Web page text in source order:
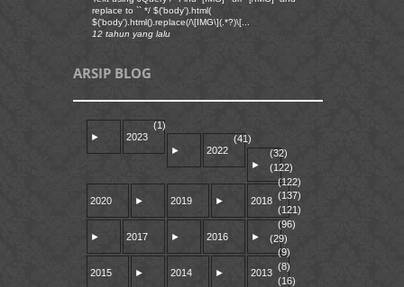
replace to `` */ $('body').html(
$('body').html().replace(/\[IMG\](.*?)\[...
12 tahun yang lalu
ARSIP BLOG
► 2023
(1)
► 2022
(41)
►
2020
(32)
► 2019
(122)
► 2018
(122)
► 2017
(137)
► 2016
(121)
►
2015
(96)
► 2014
(29)
► 2013
(9)
(8)
(16)